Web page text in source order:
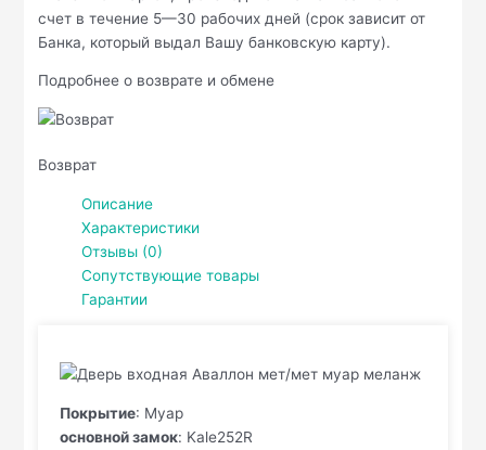
счет в течение 5—30 рабочих дней (срок зависит от
Банка, который выдал Вашу банковскую карту).
Подробнее о возврате и обмене
Возврат
Описание
Характеристики
Отзывы (0)
Сопутствующие товары
Гарантии
Покрытие: Муар
основной замок: Kale252R